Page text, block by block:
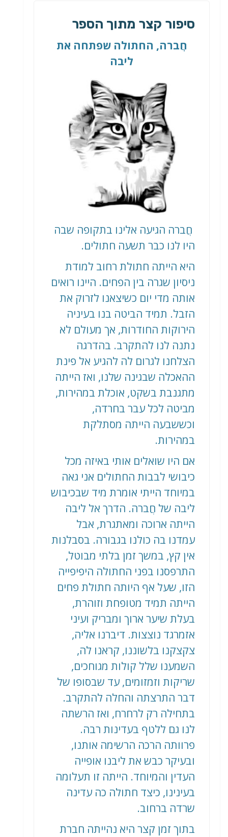
סיפור קצר מתוך הספר
חֲברה, החתולה שפתחה את
ליבה
חֲברה הגיעה אלינו בתקופה שבה
היו לנו כבר תשעה חתולים.
היא הייתה חתולת רחוב למודת
ניסיון שגרה בין הפחים. היינו רואים
אותה מדי יום כשיצאנו לזרוק את
הזבל. תמיד הביטה בנו בעיניה
הירוקות החודרות, אך מעולם לא
נתנה לנו להתקרב. בהדרגה
הצלחנו לגרום לה להגיע אל פינת
ההאכלה שבגינה שלנו, ואז הייתה
מתגנבת בשקט, אוכלת במהירות,
מביטה לכל עבר בחרדה,
וכששבעה הייתה מסתלקת
במהירות.
אם היו שואלים אותי באיזה מכל
כיבושי לבבות החתולים אני גאה
במיוחד הייתי אומרת מיד שבכיבוש
ליבה של חֲברה. הדרך אל ליבה
הייתה ארוכה ומאתגרת, אבל
עמדנו בה כולנו בגבורה. בסבלנות
אין קץ, במשך זמן בלתי מבוטל,
התרפסנו בפני החתולה היפיפייה
הזו, שעל אף היותה חתולת פחים
הייתה תמיד מטופחת וזוהרת,
בעלת שיער ארוך ומבריק ועיני
אזמרגד נוצצות. דיברנו אליה,
צקצקנו בלשוננו, קראנו לה,
השמענו שלל קולות מגוחכים,
שריקות וזמזומים, עד שבסופו של
דבר התרצתה והחלה להתקרב.
בתחילה רק לרחרח, ואז הרשתה
לנו גם ללטף בעדינות רבה.
פרוותה הרכה הרשימה אותנו,
ובעיקר כבש את ליבנו אופייה
העדין והמיוחד. הייתה זו תעלומה
בעינינו, כיצד חתולה כה עדינה
שרדה ברחוב.
בתוך זמן קצר היא נהייתה חברת